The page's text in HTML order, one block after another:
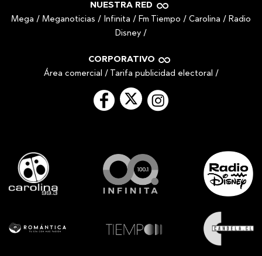
NUESTRA RED
Mega / Meganoticias / Infinita / Fm Tiempo / Carolina / Radio
Disney /
CORPORATIVO
Área comercial / Tarifa publicidad electoral /